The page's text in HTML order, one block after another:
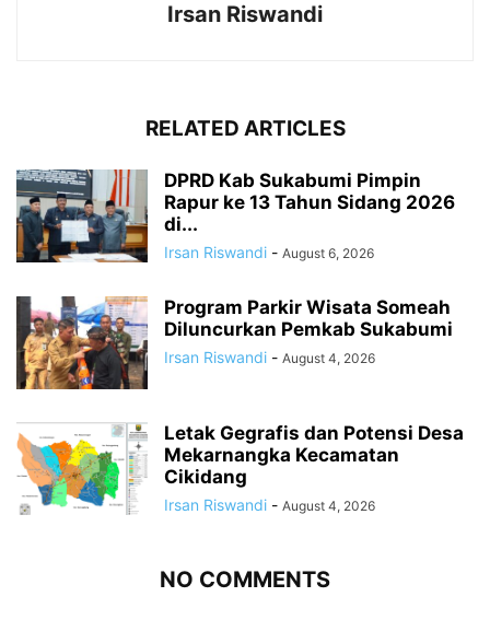
Irsan Riswandi
RELATED ARTICLES
DPRD Kab Sukabumi Pimpin
Rapur ke 13 Tahun Sidang 2026
di...
Irsan Riswandi - August 6, 2026
Program Parkir Wisata Someah
Diluncurkan Pemkab Sukabumi
Irsan Riswandi - August 4, 2026
Letak Gegrafis dan Potensi Desa
Mekarnangka Kecamatan
Cikidang
Irsan Riswandi - August 4, 2026
NO COMMENTS